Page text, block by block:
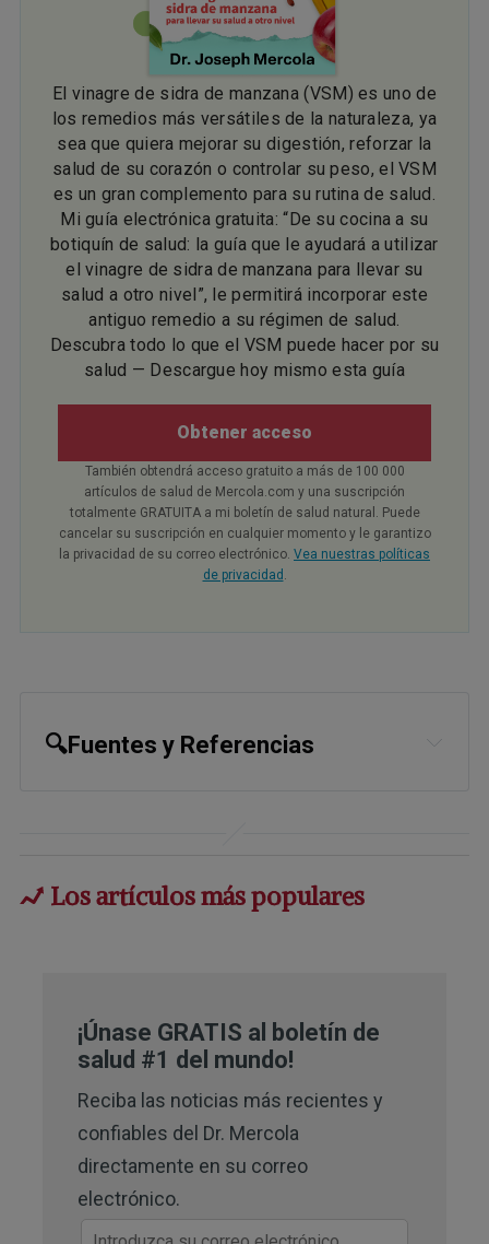
El vinagre de sidra de manzana (VSM) es uno de
los remedios más versátiles de la naturaleza, ya
sea que quiera mejorar su digestión, reforzar la
salud de su corazón o controlar su peso, el VSM
es un gran complemento para su rutina de salud.
Mi guía electrónica gratuita: “De su cocina a su
botiquín de salud: la guía que le ayudará a utilizar
el vinagre de sidra de manzana para llevar su
salud a otro nivel”, le permitirá incorporar este
antiguo remedio a su régimen de salud.
Descubra todo lo que el VSM puede hacer por su
salud — Descargue hoy mismo esta guía
Obtener acceso
También obtendrá acceso gratuito a más de 100 000
artículos de salud de Mercola.com y una suscripción
totalmente GRATUITA a mi boletín de salud natural. Puede
cancelar su suscripción en cualquier momento y le garantizo
la privacidad de su correo electrónico. Vea nuestras políticas
de privacidad .
🔍Fuentes y Referencias
9, 10 eMedicine Health, Liver Blood
Tests
11, 15 The Fat Emperor, Fatty Liver
Enzyme GGT – Don’t Die from
Ignorance
Los artículos más populares
¡Únase GRATIS al boletín de
salud #1 del mundo!
Reciba las noticias más recientes y
confiables del Dr. Mercola
directamente en su correo
electrónico.